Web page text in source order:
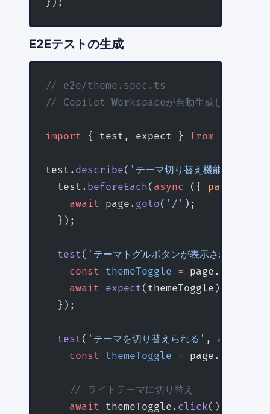
});
E2Eテストの生成
// e2e/theme.spec.ts
// Copilot Workspaceが自動生成したE2Eテ
import { test, expect } from
test. describe( 'テーマ切り替え機能'
  test.
beforeEach( async ({ page
    await
page. goto( '/' );
  });
  test
( 'テーマトグルボタンが表示される'
    const
themeToggle = page.
    await
expect(themeToggle).
  });
  test
( 'テーマを切り替えられる' , async
    const
themeToggle = page.
    // ライトテーマに切り替え
    await
themeToggle. click();